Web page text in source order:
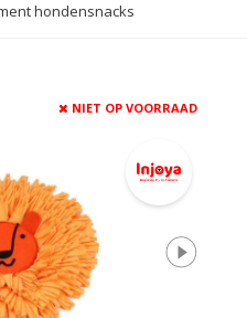
hondensnacks
NIET OP VOORRAAD